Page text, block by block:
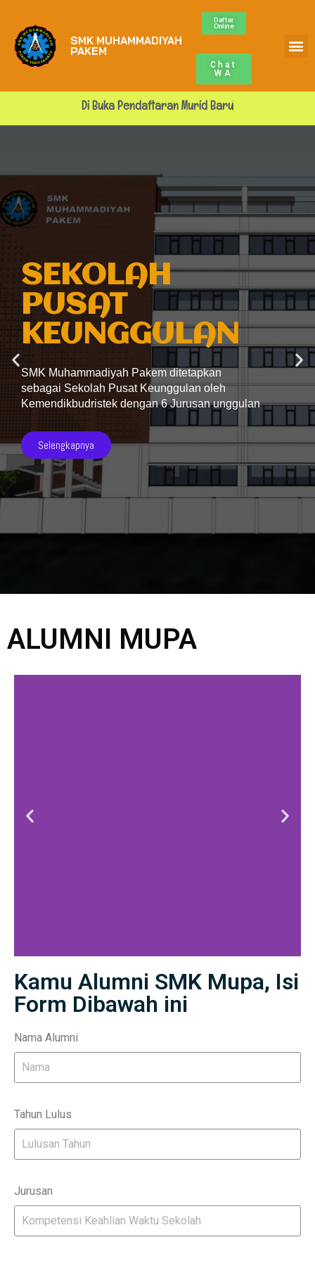
SMK MUHAMMADIYAH
PAKEM
Daftar
Online
Chat
WA
Di Buka Pendaftaran Murid Baru
SEKOLAH
PUSAT
KEUNGGULAN
SMK Muhammadiyah Pakem ditetapkan
sebagai Sekolah Pusat Keunggulan oleh
Kemendikbudristek dengan 6 Jurusan unggulan
Selengkapnya
ALUMNI MUPA
Kamu Alumni SMK Mupa, Isi
Form Dibawah ini
Nama Alumni
Tahun Lulus
Jurusan